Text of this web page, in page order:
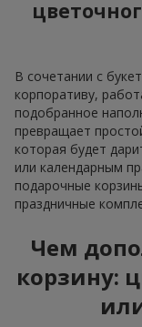
В сочетании с
корпоративу,
подобранное
превращает
которая будет
или календарным
подарочные
праздничные
Чем
корзину: